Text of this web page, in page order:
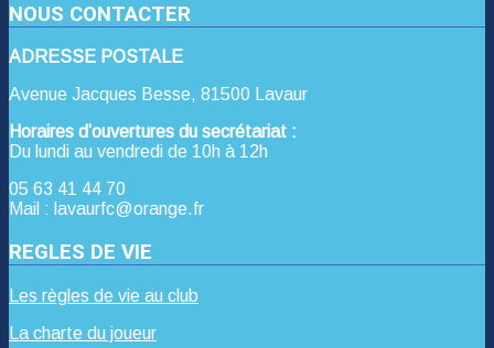
NOUS CONTACTER
ADRESSE POSTALE
Avenue Jacques Besse, 81500 Lavaur
Horaires d’ouvertures du secrétariat :
Du lundi au vendredi de 10h à 12h
05 63 41 44 70
Mail : lavaurfc@orange.fr
REGLES DE VIE
Les règles de vie au club
La charte du joueur